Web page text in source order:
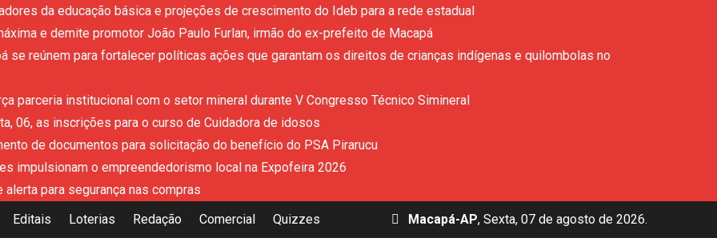
da educação básica e projeções de crescimento do Ideb para a rede estadual
e demite promotor João Paulo Furlan, irmão do ex-prefeito de Macapá
se reúnem para fortalecer políticas ações que garantam os direitos de crianças indígenas e quilombolas no
parceria institucional com o setor mineral durante V Congresso Técnico Simineral
06, as inscrições para o curso de Cuidadora de idosos
de documentos para solicitação do benefício do PSA Pirarucu
impulsionam o empreendedorismo local na Expofeira 2026
para segurança nas compras
Editais
Loterias Redação Comercial Quizzes Macapá-AP, Sexta, 07 de agosto de 2026.